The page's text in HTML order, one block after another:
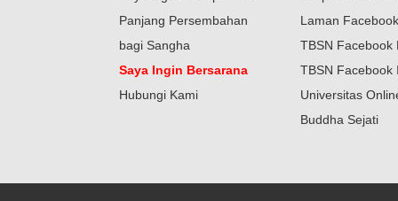
Panjang Persembahan
bagi Sangha
Saya Ingin Bersarana
Hubungi Kami
Laman
TBSN Facebook
TBSN Facebook
Universitas
Buddha Sejati